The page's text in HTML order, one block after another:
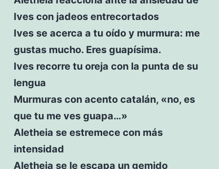
Ives con jadeos entrecortados
Ives se acerca a tu oído y murmura: me
gustas mucho. Eres guapísima.
Ives recorre tu oreja con la punta de su
lengua
Murmuras con acento catalán, «no, es
que tu me ves guapa…»
Aletheia se estremece con más
intensidad
Aletheia se le escapa un gemido